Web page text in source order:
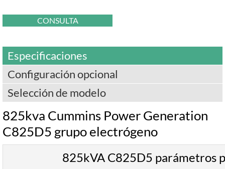
CONSULTA
Especificaciones
Configuración opcional
Selección de modelo
825kva Cummins Power Generation
C825D5 grupo electrógeno
825kVA C825D5 parámetros